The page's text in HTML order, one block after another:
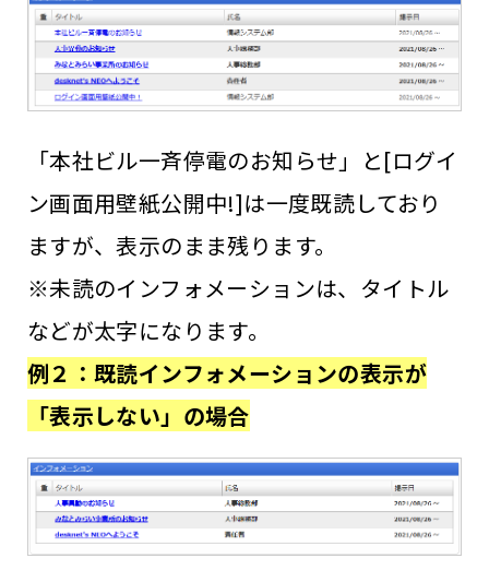
「本社ビル一斉停電のお知らせ」と[ログイ
ン画面用壁紙公開中!]は一度既読しており
ますが、表示のまま残ります。
※未読のインフォメーションは、タイトル
などが太字になります。
例２：既読インフォメーションの表示が
「表示しない」の場合